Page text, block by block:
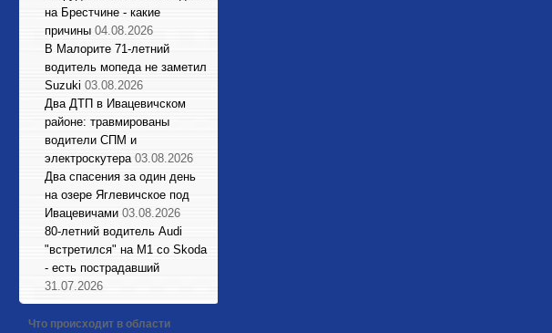
на Брестчине - какие
причины 04.08.2026
В Малорите 71-летний
водитель мопеда не заметил
Suzuki 03.08.2026
Два ДТП в Ивацевичском
районе: травмированы
водители СПМ и
электроскутера 03.08.2026
Два спасения за один день
на озере Яглевичское под
Ивацевичами 03.08.2026
80-летний водитель Audi
"встретился" на М1 со Skoda
- есть пострадавший
31.07.2026
Что происходит в области